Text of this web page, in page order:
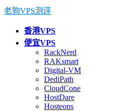
老狗VPS测评
香港VPS
便宜VPS
RackNerd
RAKsmart
Digital-VM
DediPath
CloudCone
HostDare
Hosteons